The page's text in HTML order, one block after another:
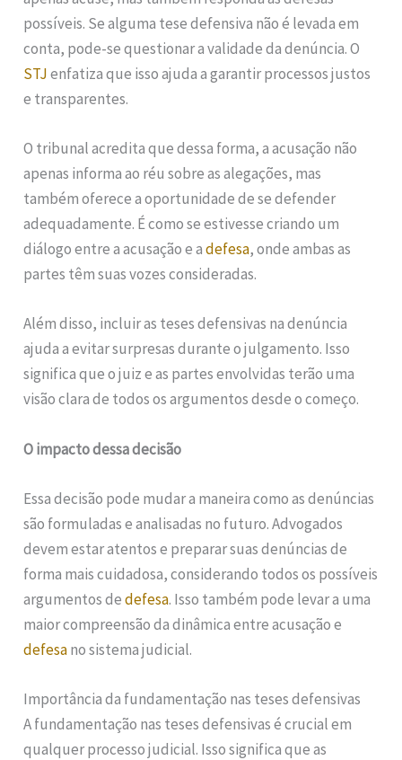
possíveis. Se alguma tese defensiva não é levada em
conta, pode-se questionar a validade da denúncia. O
STJenfatiza que isso ajuda a garantir processos justos
e transparentes.
O tribunal acredita que dessa forma, a acusação não
apenas informa ao réu sobre as alegações, mas
também oferece a oportunidade de se defender
adequadamente. É como se estivesse criando um
diálogo entre a acusação e adefesa, onde ambas as
partes têm suas vozes consideradas.
Além disso, incluir as teses defensivas na denúncia
ajuda a evitar surpresas durante o julgamento. Isso
significa que o juiz e as partes envolvidas terão uma
visão clara de todos os argumentos desde o começo.
O impacto dessa decisão
Essa decisão pode mudar a maneira como as denúncias
são formuladas e analisadas no futuro. Advogados
devem estar atentos e preparar suas denúncias de
forma mais cuidadosa, considerando todos os possíveis
argumentos dedefesa. Isso também pode levar a uma
maior compreensão da dinâmica entre acusação e
defesano sistema judicial.
Importância da fundamentação nas teses defensivas
A fundamentação nas teses defensivas é crucial em
qualquer processo judicial. Isso significa que as